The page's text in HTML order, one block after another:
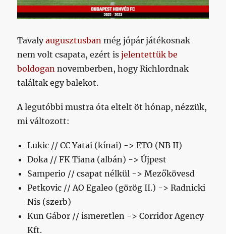
Tavalyaugusztusban még jópár játékosnak
nem volt csapata, ezért isjelentettük be
boldogan novemberben, hogy Richlordnak
találtak egy balekot.
A legutóbbi mustra óta eltelt öt hónap, nézzük,
mi változott:
Lukic // CC Yatai (kínai) -> ETO (NB II)
Doka // FK Tiana (albán) -> Újpest
Samperio // csapat nélkül -> Mezőkövesd
Petkovic // AO Egaleo (görög II.) -> Radnicki
Nis (szerb)
Kun Gábor // ismeretlen -> Corridor Agency
Kft.